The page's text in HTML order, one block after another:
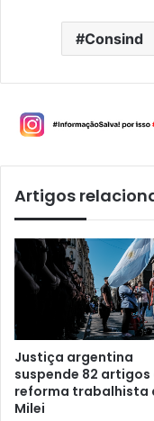
Consind
Artigos
Justiça argentina
suspende 82 artigos
reforma trabalhista
Milei